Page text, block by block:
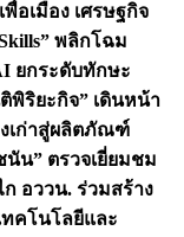
อเมือง เศรษฐกิจ
พลิกโฉม
ยกระดับทักษะ
พิริยะกิจ” เดินหน้า
งเก่าสู่ผลิตภัณฑ์
นัน” ตรวจเยี่ยมชม
อววน. ร่วมสร้าง
คโนโลยีและ